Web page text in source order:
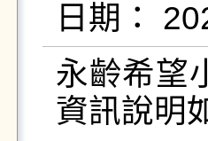
永齡希望
資訊說明